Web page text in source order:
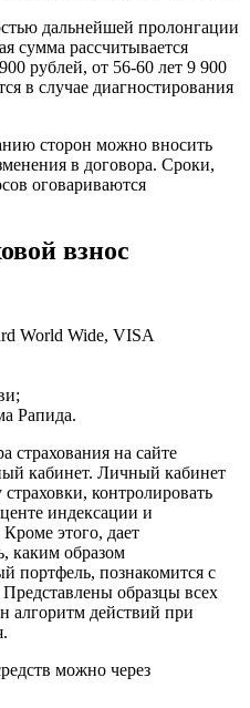
дальнейшей пролонгации
сумма рассчитывается
рублей, от 56-60 лет 9 900
в случае диагностирования
сторон можно вносить
в договора. Сроки,
оговариваются
взнос
World Wide, VISA
Рапида.
страхования на сайте
кабинет. Личный кабинет
контролировать
индексации и
этого, дает
каким образом
портфель, познакомится с
образцы всех
алгоритм действий при
можно через